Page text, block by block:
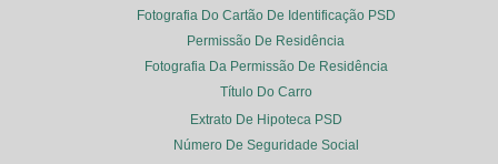
Fotografia Do Cartão De Identificação PSD
Permissão De Residência
Fotografia Da Permissão De Residência
Título Do Carro
Extrato De Hipoteca PSD
Número De Seguridade Social